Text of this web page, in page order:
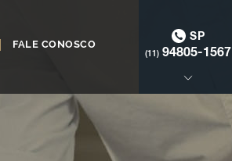
FALE CONOSCO
SP
(11) 94805-1567